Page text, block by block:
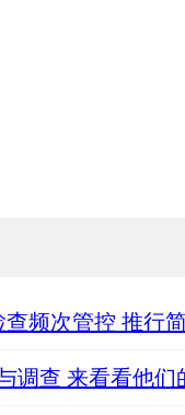
频次管控 推行
调查 来看看他们